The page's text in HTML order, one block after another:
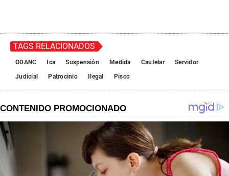
TAGS RELACIONADOS
ODANC Ica Suspensión Medida Cautelar
Servidor
Judicial
Patrocinio Ilegal Pisco